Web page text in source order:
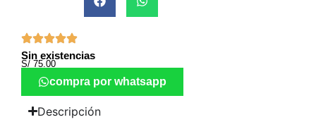
Sin existencias
S/ 75.00
compra por whatsapp
Descripción